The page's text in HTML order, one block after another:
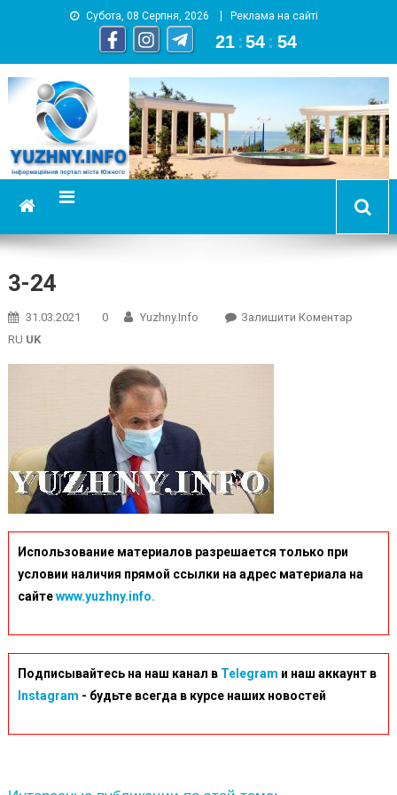
Субота, 08 Серпня, 2026 Реклама на сайті
21 :54 : 54
YUZHNY.INFO
информационный портал города Южный
3-24
31.03.2021 0 Yuzhny.info Залишити КоментарOn
RU UK
Использование материалов разрешается только при
условии наличия прямой ссылки на адрес материала на
сайтеwww.yuzhny.info.
Подписывайтесь на наш канал в Telegram и наш аккаунт в
Instagram - будьте всегда в курсе наших новостей